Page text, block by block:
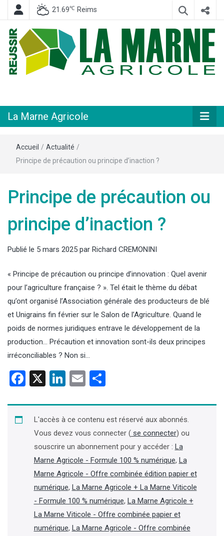
21.69℃ Reims
Agricole
La Marne Agricole
Accueil / Actualité /
Principe de précaution ou principe d’inaction ?
Principe de précaution ou
principe d’inaction ?
Publié le 5 mars 2025 par Richard CREMONINI
« Principe de précaution ou principe d’innovation : Quel avenir
pour l’agriculture française ? ». Tel était le thème du débat
qu’ont organisé l’Association générale des producteurs de blé
et Unigrains fin février sur le Salon de l’Agriculture. Quand le
poids de normes juridiques entrave le développement de la
production… Précaution et innovation sont-ils deux principes
irréconciliables ? Non si…
Facebook
X LinkedIn
Email
L'accès à ce contenu est réservé aux abonnés.
Vous devez vous connecter (se connecter) ou
souscrire un abonnement pour y accéder : La
Marne Agricole - Formule 100 % numérique, La
Marne Agricole - Offre combinée édition papier et
numérique, La Marne Agricole + La Marne Viticole
- Formule 100 % numérique, La Marne Agricole +
La Marne Viticole - Offre combinée papier et
numérique, La Marne Agricole - Offre combinée